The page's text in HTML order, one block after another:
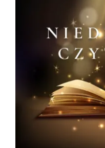
Duszpasterze
Grupy parafialne
Wspólnoty